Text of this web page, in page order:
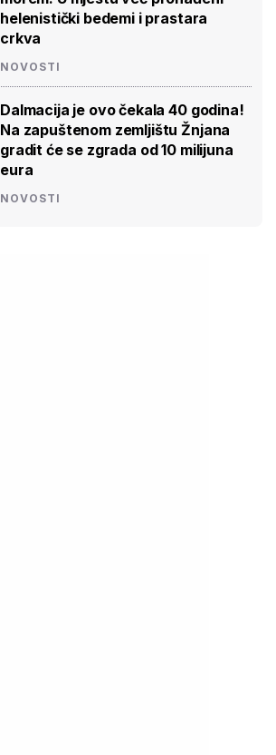
helenistički bedemi i prastara
crkva
NOVOSTI
Dalmacija je ovo čekala 40 godina!
Na zapuštenom zemljištu Žnjana
gradit će se zgrada od 10 milijuna
eura
NOVOSTI